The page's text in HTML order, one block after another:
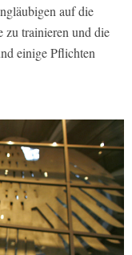
auf die
zu trainieren und die
einige Pflichten